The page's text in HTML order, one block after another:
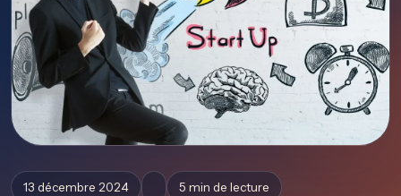
13 décembre 2024 5 min de lecture